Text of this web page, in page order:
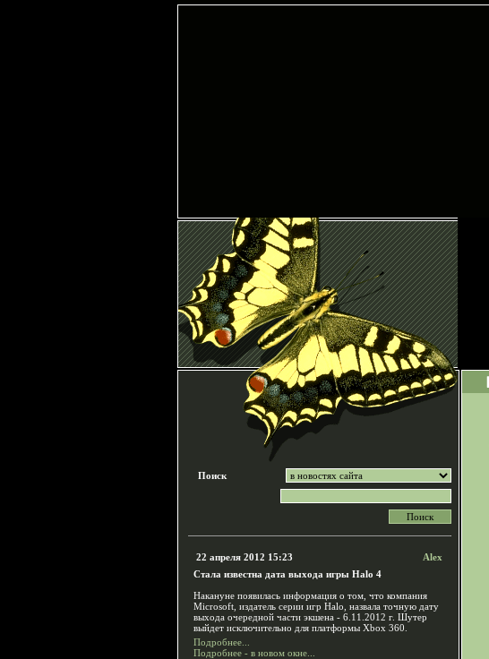
Поиск
22 апреля 2012 15:23
Alex
Стала известна дата выхода игры Halo 4
Накануне появилась информация о том, что компания
Microsoft, издатель серии игр Halo, назвала точную дату
выхода очередной части экшена - 6.11.2012 г. Шутер
выйдет исключительно для платформы Xbox 360.
Подробнее...
Подробнее - в новом окне...